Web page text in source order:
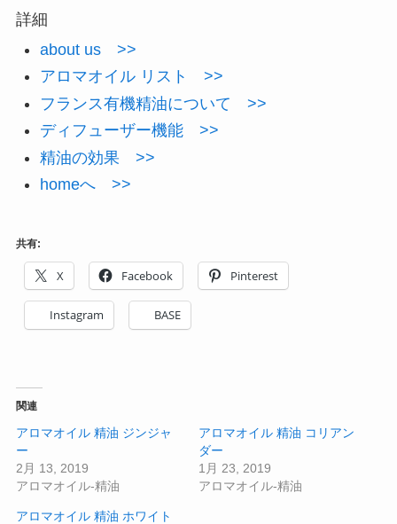
詳細
about us >>
アロマオイル リスト >>
フランス有機精油について >>
ディフューザー機能 >>
精油の効果 >>
homeへ >>
共有:
X Facebook Pinterest
Instagram BASE
関連
アロマオイル 精油 ジンジャ
ー
2月 13, 2019
アロマオイル-精油
アロマオイル 精油 コリアン
ダー
1月 23, 2019
アロマオイル-精油
アロマオイル 精油 ホワイト